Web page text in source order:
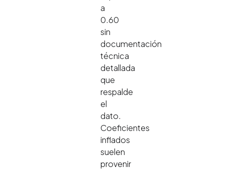
a
0.60
sin
documentación
técnica
detallada
que
respalde
el
dato.
Coeficientes
inflados
suelen
provenir